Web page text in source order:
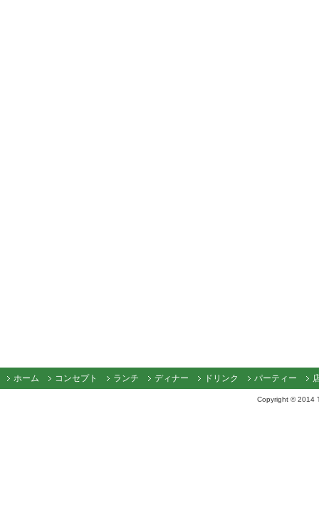
ホーム コンセプト ランチ ディナー ドリンク パーティー
Copyright © 2014